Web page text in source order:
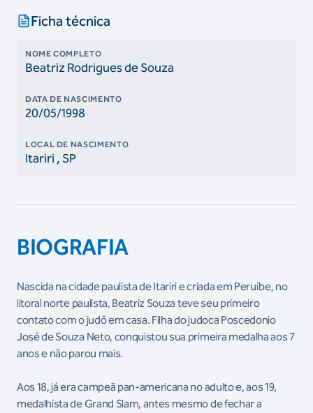
Ficha técnica
NOME COMPLETO
Beatriz Rodrigues de Souza
DATA DE NASCIMENTO
20/05/1998
LOCAL DE NASCIMENTO
Itariri , SP
BIOGRAFIA
Nascida na cidade paulista de Itariri e criada em Peruíbe, no
litoral norte paulista, Beatriz Souza teve seu primeiro
contato com o judô em casa. Filha do judoca Poscedonio
José de Souza Neto, conquistou sua primeira medalha aos 7
anos e não parou mais.
Aos 18, já era campeã pan-americana no adulto e, aos 19,
medalhista de Grand Slam, antes mesmo de fechar a